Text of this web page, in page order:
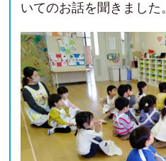
いてのお話を聞きました。